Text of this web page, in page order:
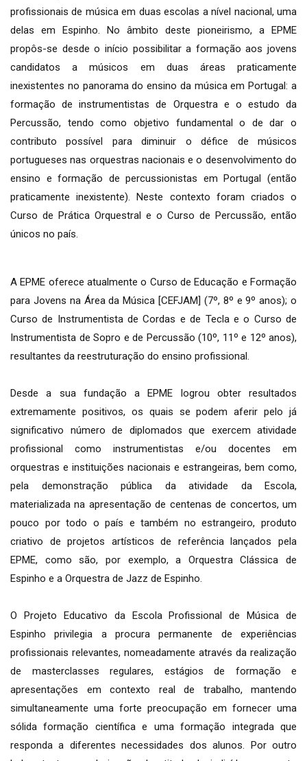
profissionais de música em duas escolas a nível nacional, uma
delas em Espinho. No âmbito deste pioneirismo, a EPME
propôs-se desde o início possibilitar a formação aos jovens
candidatos a músicos em duas áreas praticamente
inexistentes no panorama do ensino da música em Portugal: a
formação de instrumentistas de Orquestra e o estudo da
Percussão, tendo como objetivo fundamental o de dar o
contributo possível para diminuir o défice de músicos
portugueses nas orquestras nacionais e o desenvolvimento do
ensino e formação de percussionistas em Portugal (então
praticamente inexistente). Neste contexto foram criados o
Curso de Prática Orquestral e o Curso de Percussão, então
únicos no país.
A EPME oferece atualmente o Curso de Educação e Formação
para Jovens na Área da Música [CEFJAM] (7º, 8º e 9º anos); o
Curso de Instrumentista de Cordas e de Tecla e o Curso de
Instrumentista de Sopro e de Percussão (10º, 11º e 12º anos),
resultantes da reestruturação do ensino profissional.
Desde a sua fundação a EPME logrou obter resultados
extremamente positivos, os quais se podem aferir pelo já
significativo número de diplomados que exercem atividade
profissional como instrumentistas e/ou docentes em
orquestras e instituições nacionais e estrangeiras, bem como,
pela demonstração pública da atividade da Escola,
materializada na apresentação de centenas de concertos, um
pouco por todo o país e também no estrangeiro, produto
criativo de projetos artísticos de referência lançados pela
EPME, como são, por exemplo, a Orquestra Clássica de
Espinho e a Orquestra de Jazz de Espinho.
O Projeto Educativo da Escola Profissional de Música de
Espinho privilegia a procura permanente de experiências
profissionais relevantes, nomeadamente através da realização
de masterclasses regulares, estágios de formação e
apresentações em contexto real de trabalho, mantendo
simultaneamente uma forte preocupação em fornecer uma
sólida formação científica e uma formação integrada que
responda a diferentes necessidades dos alunos. Por outro